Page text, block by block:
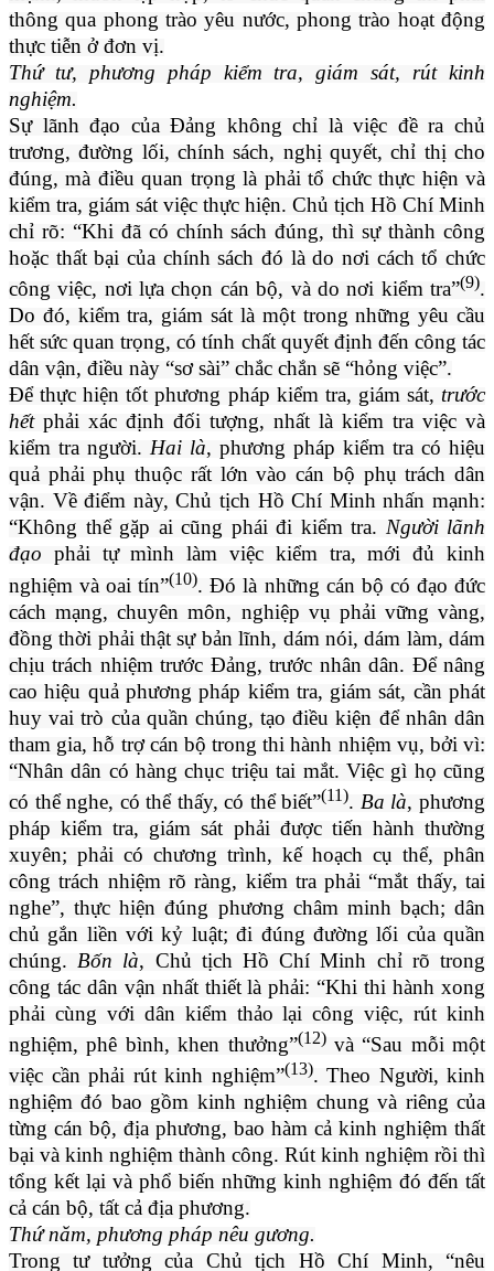
thông qua phong trào yêu nước, phong trào hoạt động
thực tiễn ở đơn vị.
Thứ tư, phương pháp kiểm tra, giám sát, rút kinh
nghiệm.
Sự lãnh đạo của Đảng không chỉ là việc đề ra chủ
trương, đường lối, chính sách, nghị quyết, chỉ thị cho
đúng, mà điều quan trọng là phải tổ chức thực hiện và
kiểm tra, giám sát việc thực hiện. Chủ tịch Hồ Chí Minh
chỉ rõ: “Khi đã có chính sách đúng, thì sự thành công
hoặc thất bại của chính sách đó là do nơi cách tổ chức
công việc, nơi lựa chọn cán bộ, và do nơi kiểm tra”(9).
Do đó, kiểm tra, giám sát là một trong những yêu cầu
hết sức quan trọng, có tính chất quyết định đến công tác
dân vận, điều này “sơ sài” chắc chắn sẽ “hỏng việc”.
Để thực hiện tốt phương pháp kiểm tra, giám sát, trước
hếtphải xác định đối tượng, nhất là kiểm tra việc và
kiểm tra người.Hai là, phương pháp kiểm tra có hiệu
quả phải phụ thuộc rất lớn vào cán bộ phụ trách dân
vận. Về điểm này, Chủ tịch Hồ Chí Minh nhấn mạnh:
“Không thể gặp ai cũng phái đi kiểm tra. Người lãnh
đạo phải tự mình làm việc kiểm tra, mới đủ kinh
nghiệm và oai tín”(10). Đó là những cán bộ có đạo đức
cách mạng, chuyên môn, nghiệp vụ phải vững vàng,
đồng thời phải thật sự bản lĩnh, dám nói, dám làm, dám
chịu trách nhiệm trước Đảng, trước nhân dân. Để nâng
cao hiệu quả phương pháp kiểm tra, giám sát, cần phát
huy vai trò của quần chúng, tạo điều kiện để nhân dân
tham gia, hỗ trợ cán bộ trong thi hành nhiệm vụ, bởi vì:
“Nhân dân có hàng chục triệu tai mắt. Việc gì họ cũng
có thể nghe, có thể thấy, có thể biết”(11). Ba là, phương
pháp kiểm tra, giám sát phải được tiến hành thường
xuyên; phải có chương trình, kế hoạch cụ thể, phân
công trách nhiệm rõ ràng, kiểm tra phải “mắt thấy, tai
nghe”, thực hiện đúng phương châm minh bạch; dân
chủ gắn liền với kỷ luật; đi đúng đường lối của quần
chúng. Bốn là, Chủ tịch Hồ Chí Minh chỉ rõ trong
công tác dân vận nhất thiết là phải: “Khi thi hành xong
phải cùng với dân kiểm thảo lại công việc, rút kinh
nghiệm, phê bình, khen thưởng”(12)và “Sau mỗi một
việc cần phải rút kinh nghiệm”(13). Theo Người, kinh
nghiệm đó bao gồm kinh nghiệm chung và riêng của
từng cán bộ, địa phương, bao hàm cả kinh nghiệm thất
bại và kinh nghiệm thành công. Rút kinh nghiệm rồi thì
tổng kết lại và phổ biến những kinh nghiệm đó đến tất
cả cán bộ, tất cả địa phương.
Thứ năm, phương pháp nêu gương.
Trong tư tưởng của Chủ tịch Hồ Chí Minh, “nêu